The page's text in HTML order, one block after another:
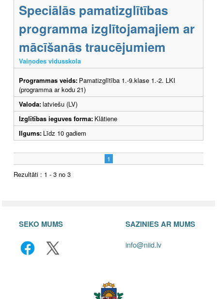
Speciālās pamatizglītības
programma izglītojamajiem ar
mācīšanās traucējumiem
Vaiņodes vidusskola
Programmas veids: Pamatizglītība 1.-9.klase 1.-2. LKI
(programma ar kodu 21)
Valoda:latviešu (LV)
Izglītības ieguves forma: Klātiene
Ilgums: Līdz 10 gadiem
1
Rezultāti : 1 - 3 no 3
SEKO MUMS SAZINIES AR MUMS
info@niid.lv